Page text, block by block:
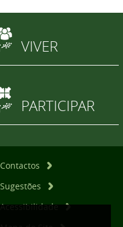
VIVER
PARTICIPAR
Contactos
Sugestões
Acessibilidade